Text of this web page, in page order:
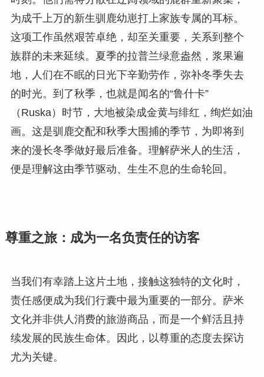
为成千上万的新生驯鹿幼崽打上家族专属的耳标。
这项工作虽然艰苦卓绝，却至关重要，关系到整个
族群的未来延续。夏季的拉普兰绿意盎然，浆果遍
地，人们在不眠的日光下辛勤劳作，弥补冬季失去
的时光。到了秋季，也就是闻名的“鲁什卡”
（Ruska）时节，大地被染成金黄与绯红，绚烂如油
画。这是驯鹿交配和秋季大围捕的季节，为即将到
来的漫长冬季做好最后准备。理解萨米人的生活，
便是理解这由季节驱动、生生不息的生命轮回。
尊重之旅：成为一名负责任的访客
当我们有幸踏上这片土地，接触这独特的文化时，
责任感便成为我们行囊中最为重要的一部分。萨米
文化并非供人消费的旅游商品，而是一个鲜活且持
续发展的民族生命体。因此，以尊重的态度去探访
尤为关键。